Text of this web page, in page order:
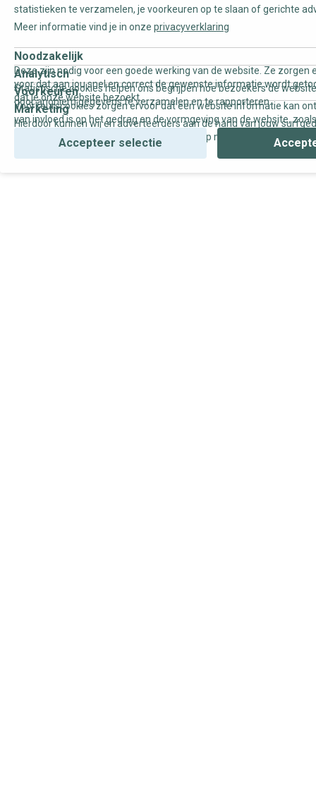
statistieken te verzamelen, je voorkeuren op te slaan of gerichte
Meer informatie vind je in onze privacyverklaring
Noodzakelijk
Deze zijn nodig voor een goede werking van de website. Ze zorgen
voor dat aan jou snel en correct de gewenste informatie wordt
dat je onze website bezoekt.
Analytisch
Statistische cookies helpen ons begrijpen hoe bezoekers de
door anoniem gegevens te verzamelen en te rapporteren.
Voorkeuren
Voorkeurscookies zorgen ervoor dat een website informatie kan
van invloed is op het gedrag en de vormgeving van de website,
Marketing
Hierdoor kunnen wij en adverteerders aan de hand van jouw
gepersonaliseerde online advertenties en op maat gemaakte
Accepteer selectie